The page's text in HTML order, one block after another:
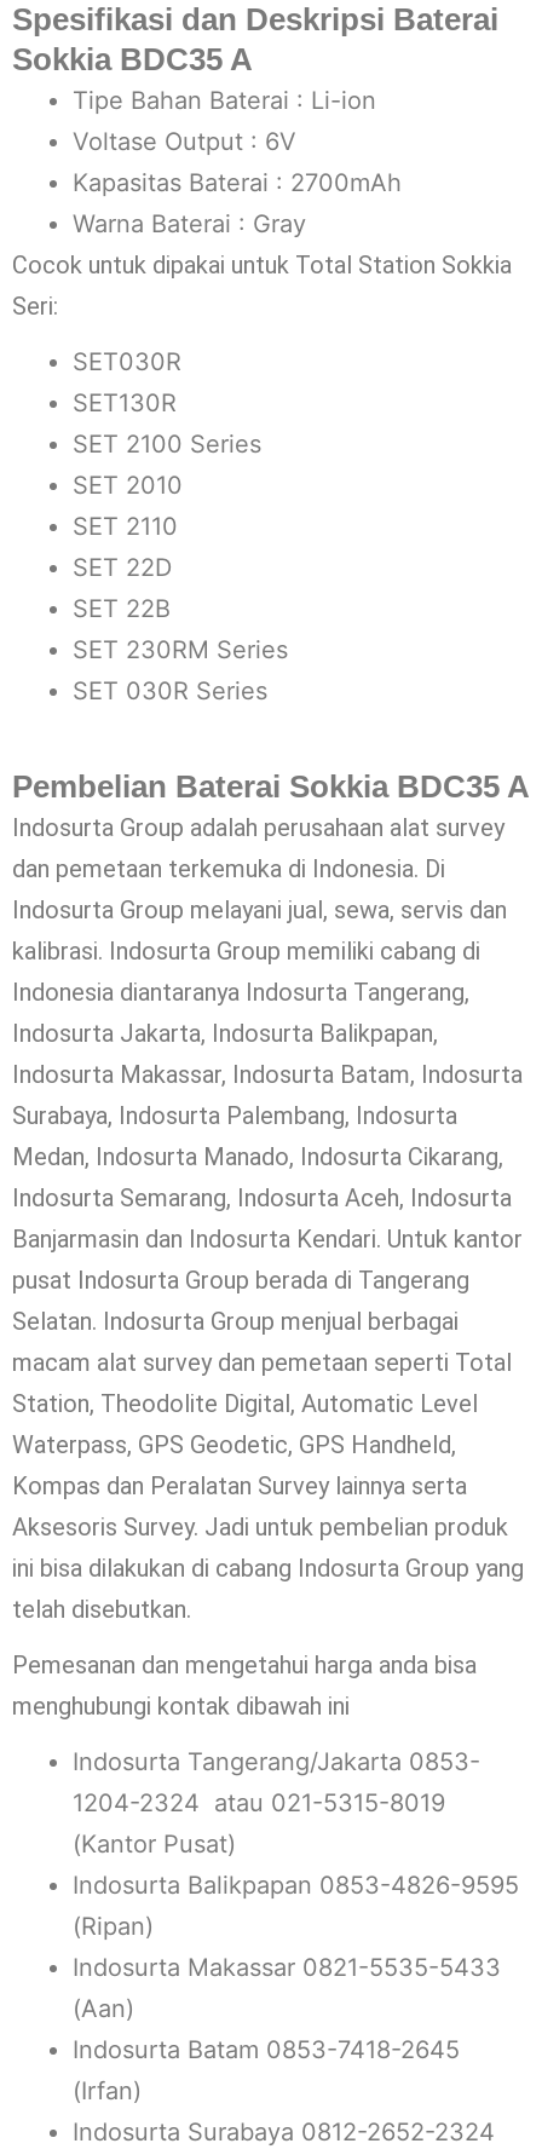
Spesifikasi dan Deskripsi Baterai
Sokkia BDC35 A
Tipe Bahan Baterai : Li-ion
Voltase Output : 6V
Kapasitas Baterai : 2700mAh
Warna Baterai : Gray
Cocok untuk dipakai untuk Total Station Sokkia
Seri:
SET030R
SET130R
SET 2100 Series
SET 2010
SET 2110
SET 22D
SET 22B
SET 230RM Series
SET 030R Series
Pembelian Baterai Sokkia BDC35 A
Indosurta Group adalah perusahaan alat survey
dan pemetaan terkemuka di Indonesia. Di
Indosurta Group melayani jual, sewa, servis dan
kalibrasi. Indosurta Group memiliki cabang di
Indonesia diantaranya Indosurta Tangerang,
Indosurta Jakarta, Indosurta Balikpapan,
Indosurta Makassar, Indosurta Batam, Indosurta
Surabaya, Indosurta Palembang, Indosurta
Medan, Indosurta Manado, Indosurta Cikarang,
Indosurta Semarang, Indosurta Aceh, Indosurta
Banjarmasin dan Indosurta Kendari. Untuk kantor
pusat Indosurta Group berada di Tangerang
Selatan. Indosurta Group menjual berbagai
macam alat survey dan pemetaan seperti Total
Station, Theodolite Digital, Automatic Level
Waterpass, GPS Geodetic, GPS Handheld,
Kompas dan Peralatan Survey lainnya serta
Aksesoris Survey. Jadi untuk pembelian produk
ini bisa dilakukan di cabang Indosurta Group yang
telah disebutkan.
Pemesanan dan mengetahui harga anda bisa
menghubungi kontak dibawah ini
Indosurta Tangerang/Jakarta 0853-
1204-2324 atau 021-5315-8019
(Kantor Pusat)
Indosurta Balikpapan 0853-4826-9595
(Ripan)
Indosurta Makassar 0821-5535-5433
(Aan)
Indosurta Batam 0853-7418-2645
(Irfan)
Indosurta Surabaya 0812-2652-2324